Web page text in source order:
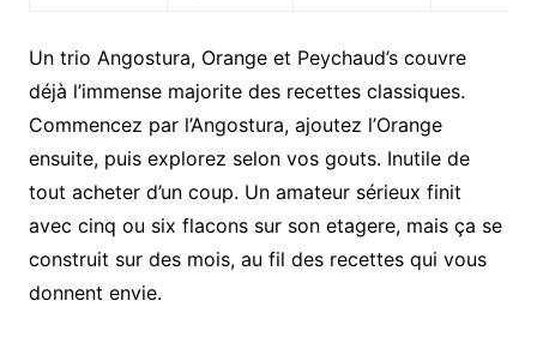
Un trio Angostura, Orange et Peychaud’s couvre
déjà l’immense majorite des recettes classiques.
Commencez par l’Angostura, ajoutez l’Orange
ensuite, puis explorez selon vos gouts. Inutile de
tout acheter d’un coup. Un amateur sérieux finit
avec cinq ou six flacons sur son etagere, mais ça se
construit sur des mois, au fil des recettes qui vous
donnent envie.